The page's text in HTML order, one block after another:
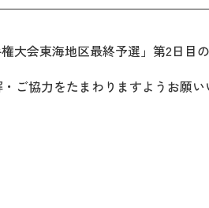
大会東海地区最終予選」第2日目の
ご協力をたまわりますようお願い